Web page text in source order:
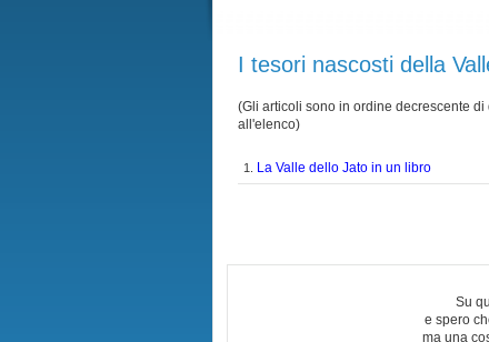
I tesori nascosti della
(Gli articoli sono in ordine decrescente
all'elenco)
1. La Valle dello Jato in un libro
Su
e spero
ma una